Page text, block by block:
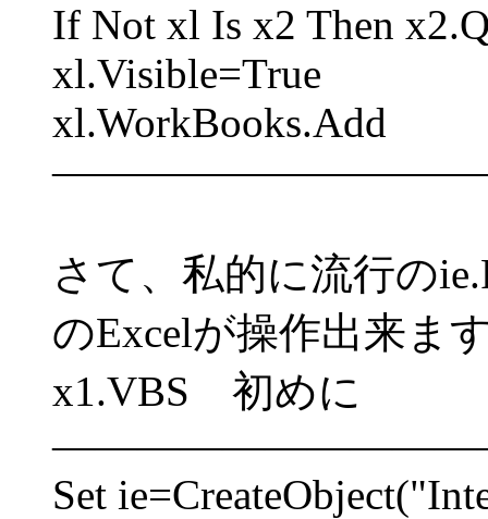
If Not xl Is x2 Then
xl.Visible=True
xl.WorkBooks.Add
さて、私的に流行の
のExcelが操作出来ま
x1.VBS 初めに
Set